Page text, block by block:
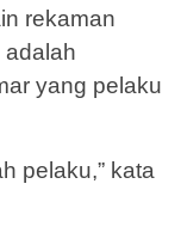
rekaman
adalah
yang pelaku
pelaku,” kata